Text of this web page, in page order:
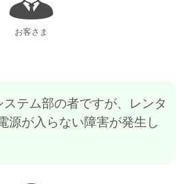
お客さま
テム部の者ですが、レンタ
源が入らない障害が発生し